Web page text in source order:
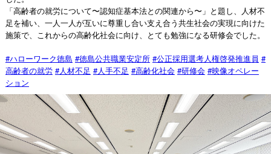
「高齢者の就労について〜認知症基本法との関連から〜」と題し、人材不
足を補い、一人一人が互いに尊重し合い支え合う共生社会の実現に向けた
施策で、これからの高齢化社会に向け、とても勉強になる研修会でした。
#ハローワーク徳島 #徳島公共職業安定所 #公正採用選考人権啓発推進員 #
高齢者の就労 #人材不足 #人手不足 #高齢化社会 #研修会 #映像オペレー
ション